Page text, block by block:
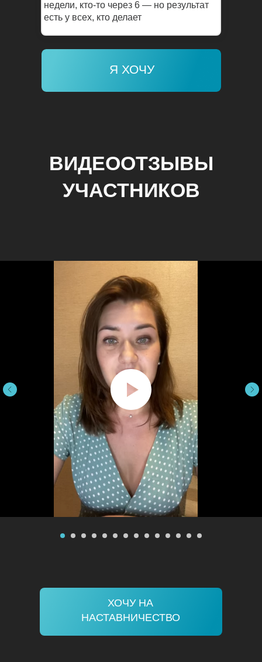
Я ХОЧУ
недели, кто-то через 6 — но результат
есть у всех, кто делает
ВИДЕООТЗЫВЫ
УЧАСТНИКОВ
ХОЧУ НА
НАСТАВНИЧЕСТВО